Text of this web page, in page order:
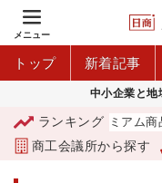
メニュー
トップ 新着記事
中小企業と地
ランキング
「青森市プレミアム商品
商工会議所から探す